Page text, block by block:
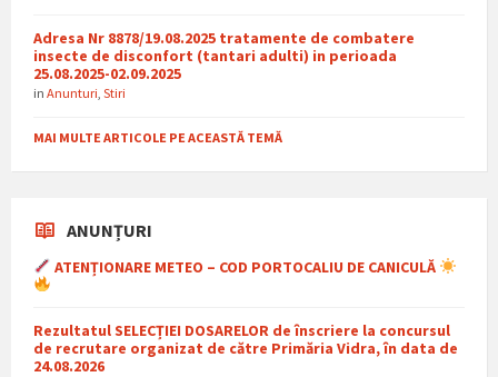
Adresa Nr 8878/19.08.2025 tratamente de combatere
insecte de disconfort (tantari adulti) in perioada
25.08.2025-02.09.2025
in Anunturi Stiri
MAI MULTE ARTICOLE PE ACEASTĂ TEMĂ
ANUNȚURI
ATENȚIONARE METEO – COD PORTOCALIU DE CANICULĂ
Rezultatul SELECȚIEI DOSARELOR de înscriere la concursul
de recrutare organizat de către Primăria Vidra, în data de
24.08.2026